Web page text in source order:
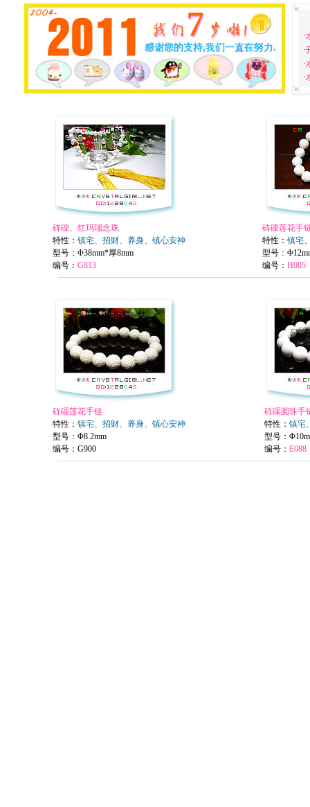
·
·
·
·
砗磲、红玛瑙念珠
特性： 镇宅、招财、养身、镇心安神
型号：Φ38mm*厚8mm
编号： G813
砗磲莲花手
特性： 镇宅
型号 ：
编号： H005
砗磲莲花手链
特性： 镇宅、招财、养身、镇心安神
型号：Φ8.2mm
编号： G900
砗磲圆珠手
特性： 镇宅
型号 ：
编号： E088